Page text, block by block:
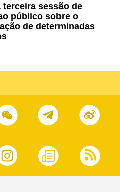
terceira sessão de
público sobre o
de determinadas